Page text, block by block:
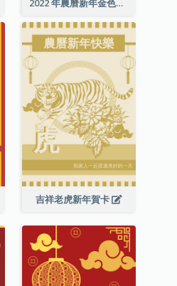
2022 年農曆新年金色賀卡
吉祥老虎新年賀卡